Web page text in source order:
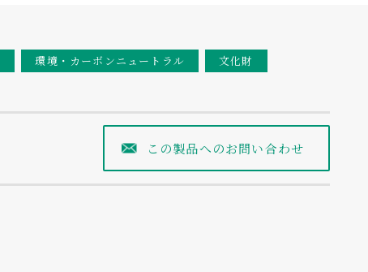
環境・カーボンニュートラル
文化財
この製品へのお問い合わせ